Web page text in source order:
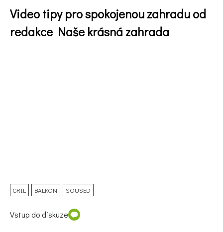
Video tipy pro spokojenou zahradu od
redakce Naše krásná zahrada
GRIL BALKON SOUSED
Vstup do diskuze